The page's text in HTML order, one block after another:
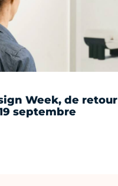
Week, de retour
septembre